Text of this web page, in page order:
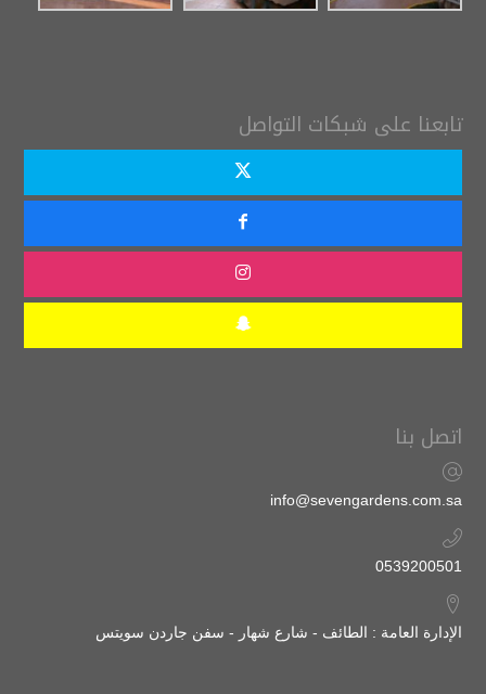
تابعنا على شبكات التواصل
اتصل بنا
info@sevengardens.com.sa
0539200501
الإدارة العامة : الطائف - شارع شهار - سفن جاردن سويتس